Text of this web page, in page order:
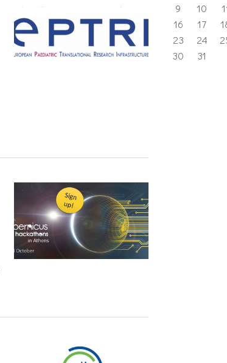
9
10
16
17
23
24
30
31